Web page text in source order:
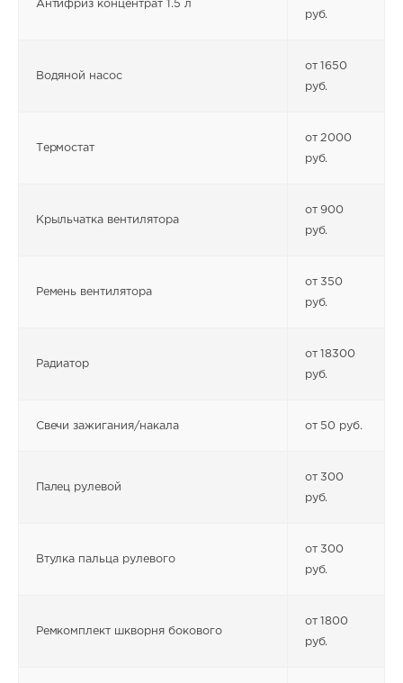
Антифриз концентрат 1.5 л
руб.
Водяной насос
от 1650
руб.
Термостат
от 2000
руб.
Крыльчатка вентилятора
от 900
руб.
Ремень вентилятора
от 350
руб.
Радиатор
от 18300
руб.
Свечи зажигания/накала от 50 руб.
Палец рулевой
от 300
руб.
Втулка пальца рулевого
от 300
руб.
Ремкомплект шкворня бокового
от 1800
руб.